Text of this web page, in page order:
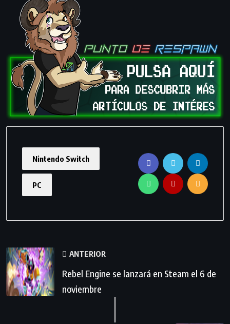
Nintendo Switch
PC
ANTERIOR
Rebel Engine se lanzará en Steam el 6 de
noviembre